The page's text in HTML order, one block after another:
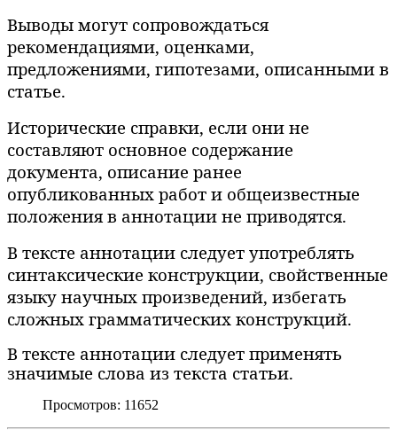
Выводы могут сопровождаться
рекомендациями, оценками,
предложениями, гипотезами, описанными в
статье.
Исторические справки, если они не
составляют основное содержание
документа, описание ранее
опубликованных работ и общеизвестные
положения в аннотации не приводятся.
В тексте аннотации следует употреблять
синтаксические конструкции, свойственные
языку научных произведений, избегать
сложных грамматических конструкций.
В тексте аннотации следует применять
значимые слова из текста статьи.
Просмотров: 11652